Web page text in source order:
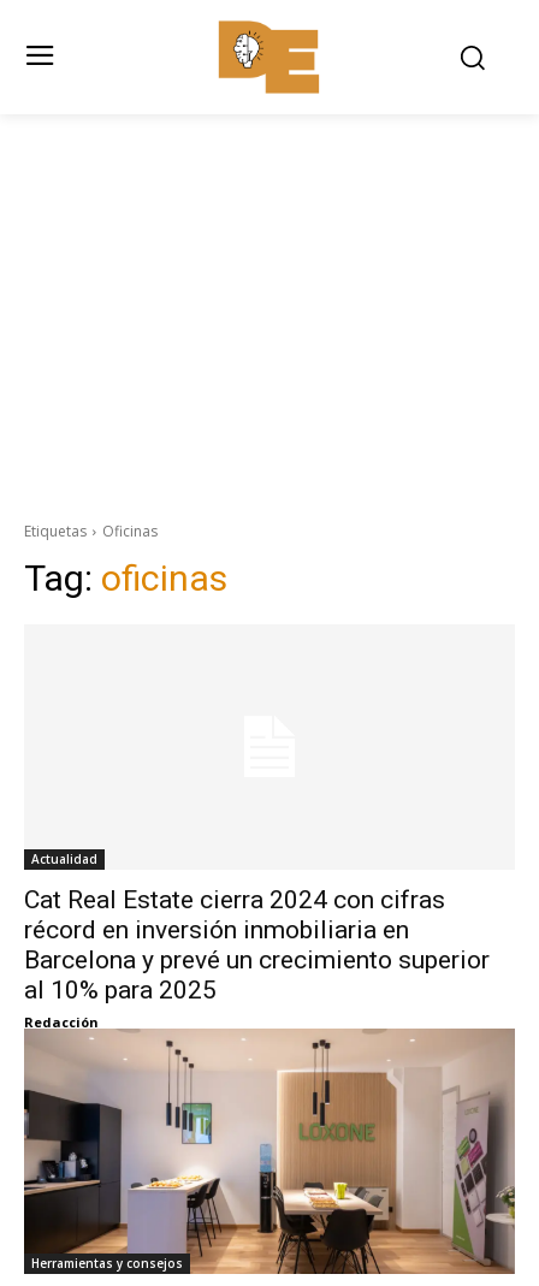
Etiquetas Oficinas
Tag: oficinas
Actualidad
Cat Real Estate cierra 2024 con cifras
récord en inversión inmobiliaria en
Barcelona y prevé un crecimiento superior
al 10% para 2025
Redacción
Herramientas y consejos